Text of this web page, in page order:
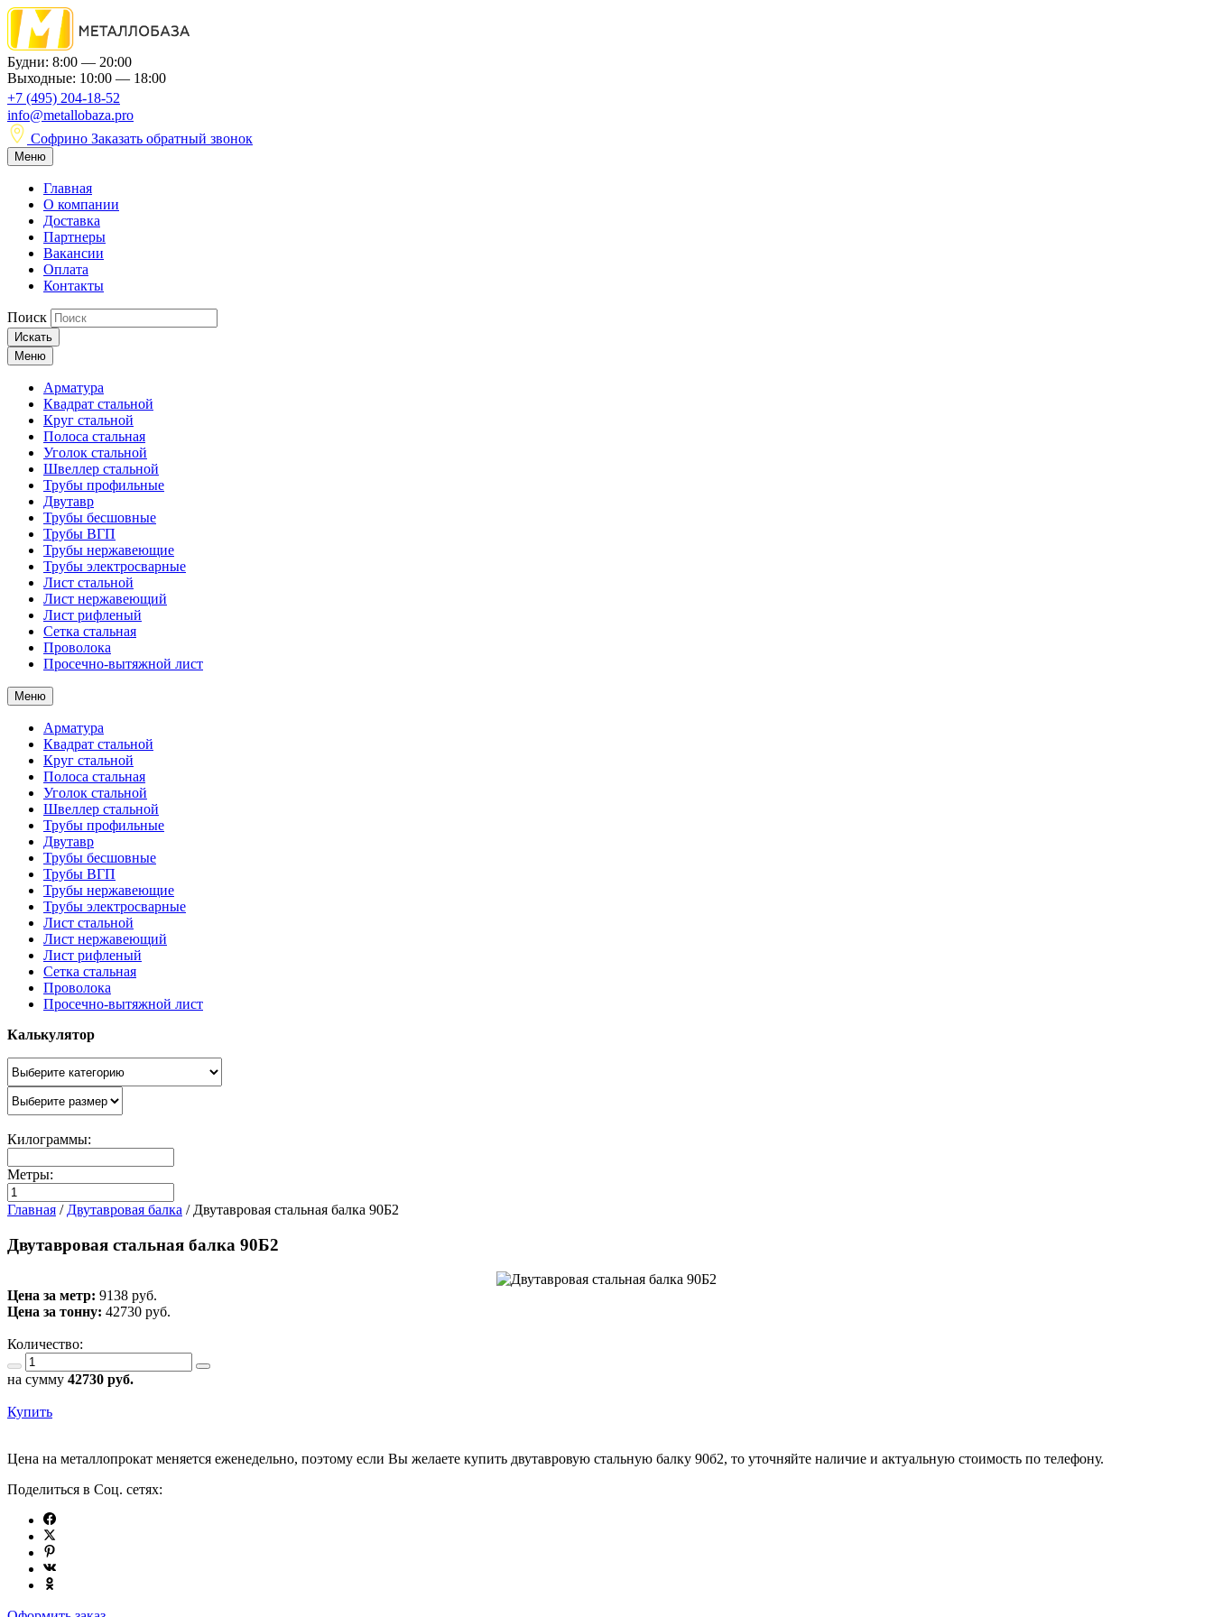
Будни: 8:00 — 20:00
Выходные: 10:00 — 18:00
+7 (495) 204-18-52
info@metallobaza.pro
Софрино Заказать обратный звонок
Меню
Главная
О компании
Доставка
Партнеры
Вакансии
Оплата
Контакты
Поиск
Искать
Меню
Арматура
Квадрат стальной
Круг стальной
Полоса стальная
Уголок стальной
Швеллер стальной
Трубы профильные
Двутавр
Трубы бесшовные
Трубы ВГП
Трубы нержавеющие
Трубы электросварные
Лист стальной
Лист нержавеющий
Лист рифленый
Сетка стальная
Проволока
Просечно-вытяжной лист
Меню
Арматура
Квадрат стальной
Круг стальной
Полоса стальная
Уголок стальной
Швеллер стальной
Трубы профильные
Двутавр
Трубы бесшовные
Трубы ВГП
Трубы нержавеющие
Трубы электросварные
Лист стальной
Лист нержавеющий
Лист рифленый
Сетка стальная
Проволока
Просечно-вытяжной лист
Калькулятор
Килограммы:
Метры:
Главная / Двутавровая балка / Двутавровая стальная балка 90Б2
Двутавровая стальная балка 90Б2
Цена за метр: 9138 руб.
Цена за тонну: 42730 руб.
Количество:
на сумму 42730 руб.
Купить
Цена на металлопрокат меняется еженедельно, поэтому если Вы желаете купить двутавровую стальную балку 90б2, то уточняйте наличие и актуальную стоимость по телефону.
Поделиться в Соц. сетях: